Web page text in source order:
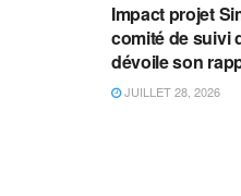
Impact projet
comité de suivi
dévoile son
JUILLET 28, 2026